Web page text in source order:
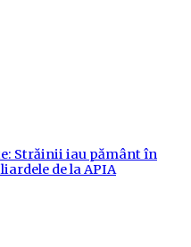
Străinii iau pământ în
de la APIA